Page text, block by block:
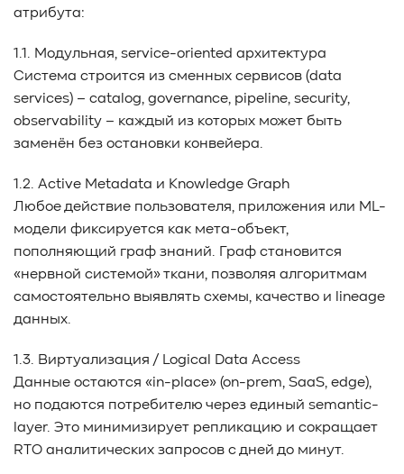
#FUA
#Linux
#Безопасность
#SMR
#Shingled Magnetic Recording
#NAS
#DM-SMR #HM-SMR #FDP
#RAID Offload
#Kioxia
атрибута:
1.1. Модульная, service-oriented архитектура
Система строится из сменных сервисов (data
services) – catalog, governance, pipeline, security,
observability – каждый из которых может быть
заменён без остановки конвейера.
1.2. Active Metadata и Knowledge Graph
Любое действие пользователя, приложения или ML-
модели фиксируется как мета-объект,
пополняющий граф знаний. Граф становится
«нервной системой» ткани, позволяя алгоритмам
самостоятельно выявлять схемы, качество и lineage
данных.
1.3. Виртуализация / Logical Data Access
Данные остаются «in-place» (on-prem, SaaS, edge),
но подаются потребителю через единый semantic-
layer. Это минимизирует репликацию и сокращает
RTO аналитических запросов с дней до минут.